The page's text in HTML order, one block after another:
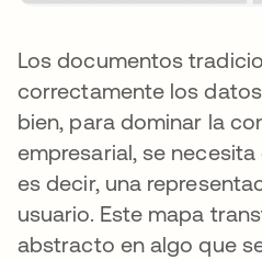
Los documentos
correctamente los
bien, para dominar la
empresarial, se necesita
es decir, una
usuario. Este mapa
abstracto en algo que